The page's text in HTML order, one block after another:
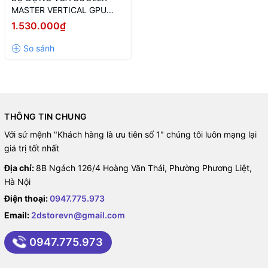
Cooler Master VERTICAL
GRAPHICS CARD HOLDER KIT
Cooler Master VERTICAL
GRAPHICS CARD HOLDER KIT
MASTER VERTICAL GPU
HOLDER KIT VER 3 BLACK
(MÀU ĐEN/ PCIE 4.0
165mm)
1.530.000₫
THÔNG TIN CHUNG
Với sứ mệnh "Khách hàng là ưu tiên số 1" chúng tôi luôn mạng lại
giá trị tốt nhất
Địa chỉ: 8B Ngách 126/4 Hoàng Văn Thái, Phường Phương Liệt,
Hà Nội
Điện thoại:0947.775.973
Email: 2dstorevn@gmail.com
0947.775.973